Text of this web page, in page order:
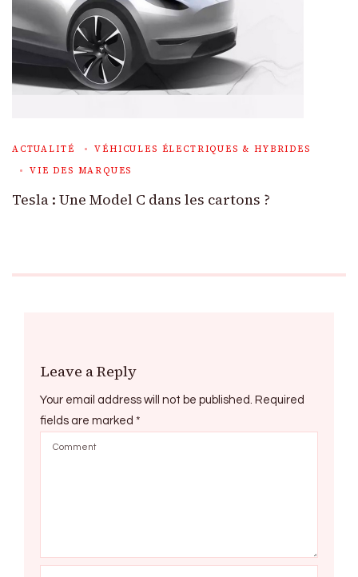
ACTUALITÉ
VÉHICULES ÉLECTRIQUES & HYBRIDES
VIE DES MARQUES
Tesla : Une Model C dans les cartons ?
Leave a Reply
Your email address will not be published. Required
fields are marked *